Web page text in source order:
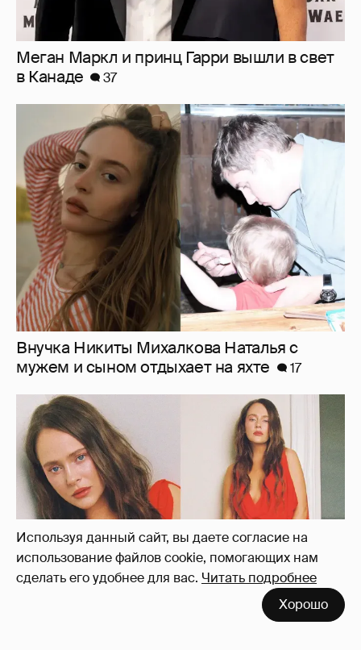
Используя данный сайт, вы даете согласие на
использование файлов cookie, помогающих нам
сделать его удобнее для вас. Читать подробнее
Хорошо
Внучка Никиты Михалкова Наталья с
мужем и сыном отдыхает на яхте
"Лолита". Аглая Тарасова снялась в мини-
платье с декольте и чулках
43